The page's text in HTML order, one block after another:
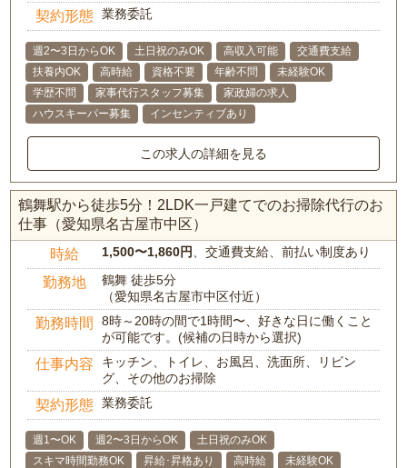
契約形態 業務委託
週2〜3日からOK 土日祝のみOK 高収入可能
交通費支給
扶養内OK
高時給 資格不要 年齢不問
未経験OK
学歴不問
家事代行スタッフ募集
家政婦の求人
ハウスキーパー募集
インセンティブあり
この求人の詳細を見る
鶴舞駅から徒歩5分！2LDK一戸建てでのお掃除代行のお
仕事（愛知県名古屋市中区）
時給 1,500〜1,860円 、交通費支給、前払い制度あり
勤務地
鶴舞 徒歩5分
（愛知県名古屋市中区付近）
勤務時間
8時～20時の間で1時間〜、好きな日に働くこと
が可能です。(候補の日時から選択)
仕事内容
キッチン、トイレ、お風呂、洗面所、リビン
グ、その他のお掃除
契約形態 業務委託
週1〜OK 週2〜3日からOK
土日祝のみOK
スキマ時間勤務OK
昇給･昇格あり 高時給
未経験OK